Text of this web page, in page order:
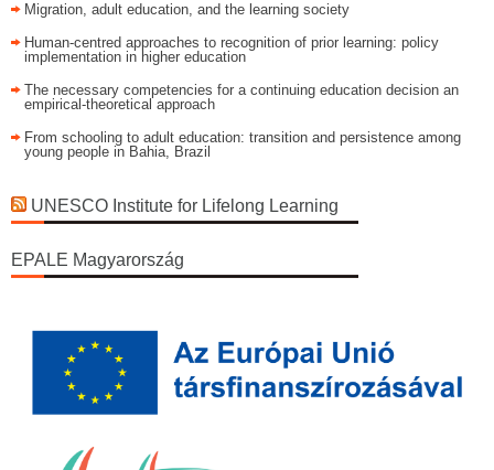
Migration, adult education, and the learning society
Human-centred approaches to recognition of prior learning: policy
implementation in higher education
The necessary competencies for a continuing education decision an
empirical-theoretical approach
From schooling to adult education: transition and persistence among
young people in Bahia, Brazil
UNESCO Institute for Lifelong Learning
EPALE Magyarország